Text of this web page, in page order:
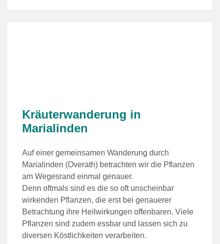
Kräuterwanderung in
Marialinden
Auf einer gemeinsamen Wanderung durch
Marialinden (Overath) betrachten wir die Pflanzen
am Wegesrand einmal genauer.
Denn oftmals sind es die so oft unscheinbar
wirkenden Pflanzen, die erst bei genauerer
Betrachtung ihre Heilwirkungen offenbaren. Viele
Pflanzen sind zudem essbar und lassen sich zu
diversen Köstlichkeiten verarbeiten.